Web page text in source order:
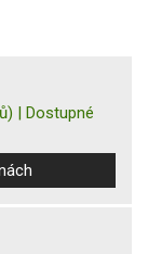
| Dostupné